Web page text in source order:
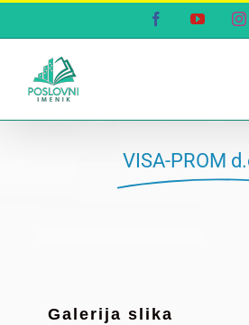
FacebookYouTube
VISA-PROM
Galerija slika